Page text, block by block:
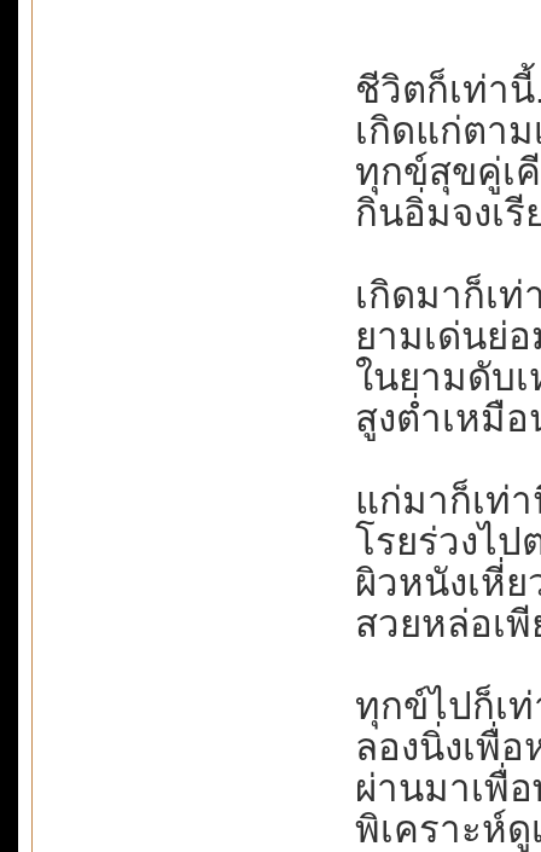
ชีวิตก็เท่า
เกิดแก่ตา
ทุกข์สุขคู่เ
กินอิ่มจงเ
เกิดมาก็เ
ยามเด่นย่อ
ในยามดับ
สูงต่ำเหมื
แก่มาก็เท่
โรยร่วงไ
ผิวหนังเหี่
สวยหล่อเ
ทุกข์ไปก็เ
ลองนิ่งเพื่
ผ่านมาเพื่
พิเคราะห์ดู